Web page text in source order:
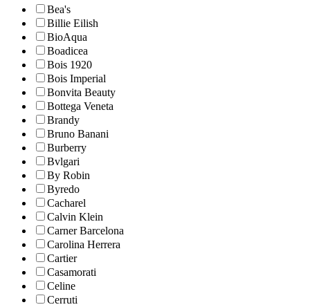
Bea's
Billie Eilish
BioAqua
Boadicea
Bois 1920
Bois Imperial
Bonvita Beauty
Bottega Veneta
Brandy
Bruno Banani
Burberry
Bvlgari
By Robin
Byredo
Cacharel
Calvin Klein
Carner Barcelona
Carolina Herrera
Cartier
Casamorati
Celine
Cerruti